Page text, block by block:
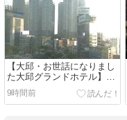
【大邱・お世話になりまし
た大邱グランドホテル】韓
方医療FAM②2016/11/26
9時間前